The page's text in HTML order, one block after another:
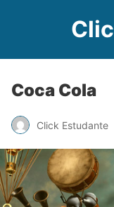
Coca Cola
Click Estudante